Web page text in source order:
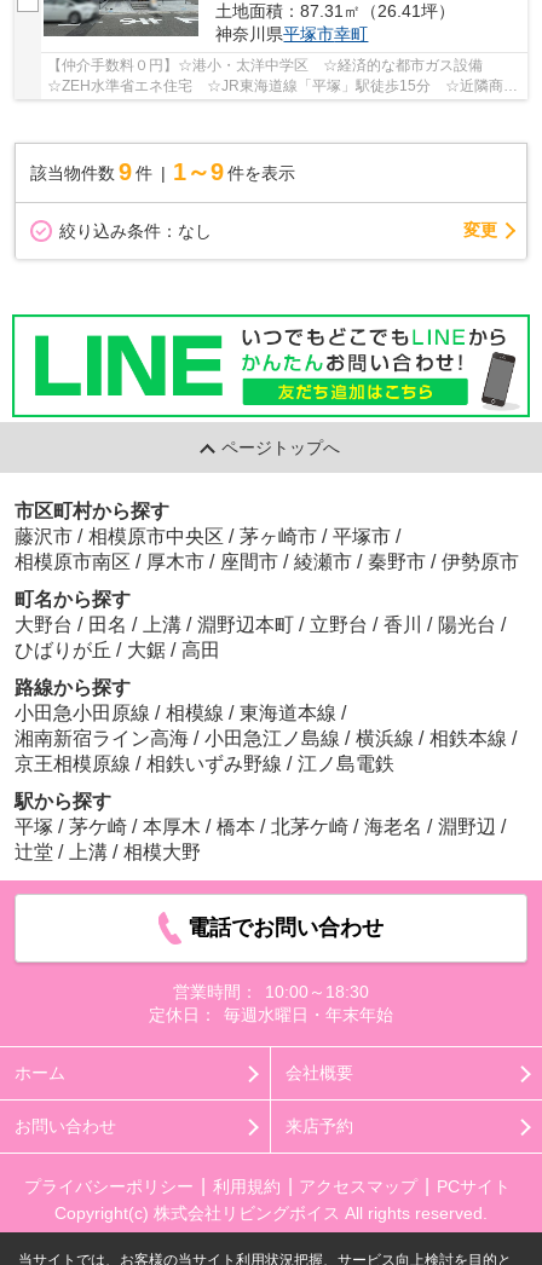
土地面積：87.31㎡（26.41坪）
神奈川県平塚市幸町
【仲介手数料０円】☆港小・太洋中学区 ☆経済的な都市ガス設備
☆ZEH水準省エネ住宅 ☆JR東海道線「平塚」駅徒歩15分 ☆近隣商業
該当物件数 9件 1～9 件を表示
絞り込み条件： なし 変更
ページトップへ
市区町村から探す
藤沢市 / 相模原市中央区 / 茅ヶ崎市 / 平塚市 /
相模原市南区 / 厚木市 / 座間市 / 綾瀬市 / 秦野市 / 伊勢原市
町名から探す
大野台 / 田名 / 上溝 / 淵野辺本町 / 立野台 / 香川 / 陽光台 /
ひばりが丘 / 大鋸 / 高田
路線から探す
小田急小田原線 / 相模線 / 東海道本線 /
湘南新宿ライン高海 / 小田急江ノ島線 / 横浜線 / 相鉄本線 /
京王相模原線 / 相鉄いずみ野線 / 江ノ島電鉄
駅から探す
平塚 / 茅ケ崎 / 本厚木 / 橋本 / 北茅ケ崎 / 海老名 / 淵野辺 /
辻堂 / 上溝 / 相模大野
電話でお問い合わせ
営業時間：
10:00～18:30
定休日：
毎週水曜日・年末年始
ホーム 会社概要
お問い合わせ 来店予約
プライバシーポリシー 利用規約 アクセスマップ
PCサイト
Copyright(c) 株式会社リビングボイス All rights reserved.
当サイトでは、お客様の当サイト利用状況把握、サービス向上検討を目的と